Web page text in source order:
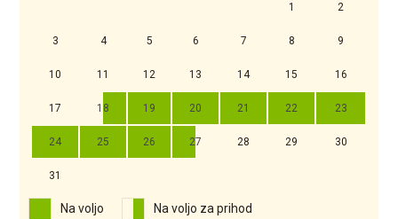
1 2
3 4 5 6 7 8 9
10 11 12 13 14 15 16
17 18 19 20 21 22 23
24 25 26 27 28 29 30
31
Na voljo Na voljo za prihod